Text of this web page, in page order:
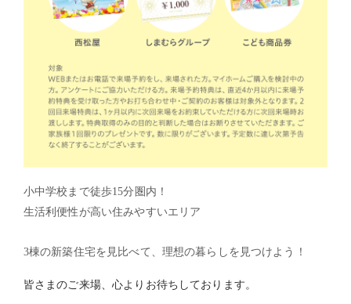
小中学校まで徒歩15分圏内！
生活利便性が高い住みやすいエリア
3棟の新築住宅を見比べて、理想の暮らしを見つけよう！
皆さまのご来場、心よりお待ちしております。